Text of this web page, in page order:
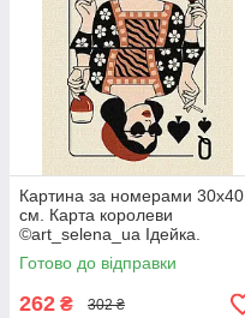
Картина за номерами 30х40
см. Карта королеви
©art_selena_ua Ідейка.
KHO5205
Готово до відправки
262 ₴ 302 ₴